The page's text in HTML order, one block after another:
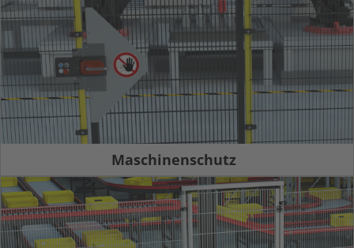
Maschinenschutz